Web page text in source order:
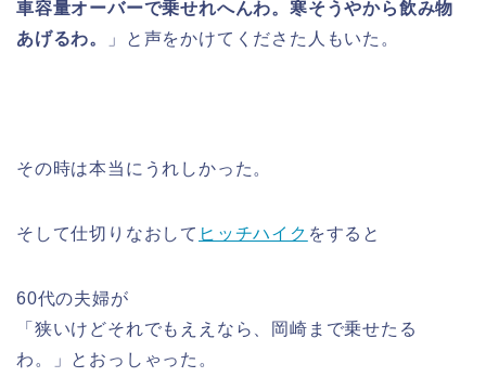
車容量オーバーで乗せれへんわ。寒そうやから飲み物
あげるわ。
」と声をかけてくださた人もいた。
その時は本当にうれしかった。
そして仕切りなおして ヒッチハイク をすると
60代の夫婦が
「狭いけどそれでもええなら、岡崎まで乗せたる
わ。」とおっしゃった。